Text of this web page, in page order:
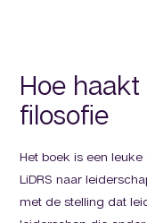
Hoe
filosofie
Het boek is een
LiDRS naar
met de stelling dat